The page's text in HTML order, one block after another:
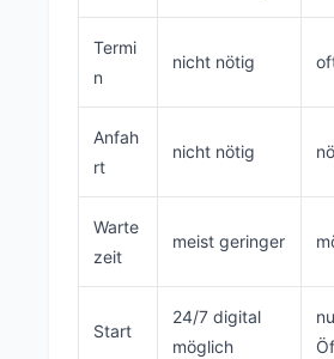
Termi
n
nicht nötig
Anfah
rt
nicht nötig
Warte
zeit
meist geringer
Start
24/7 digital
möglich